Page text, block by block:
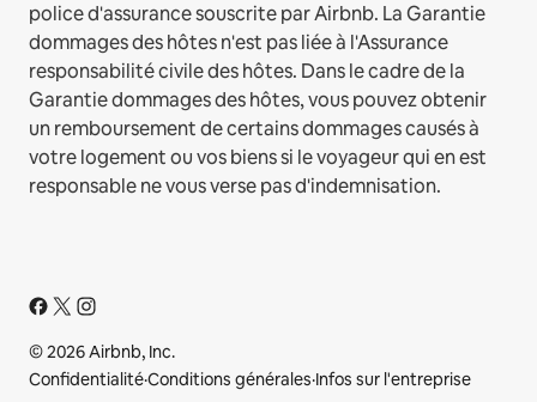
police d'assurance souscrite par Airbnb. La Garantie
dommages des hôtes n'est pas liée à l'Assurance
responsabilité civile des hôtes. Dans le cadre de la
Garantie dommages des hôtes, vous pouvez obtenir
un remboursement de certains dommages causés à
votre logement ou vos biens si le voyageur qui en est
responsable ne vous verse pas d'indemnisation.
© 2026 Airbnb, Inc.
Confidentialité·Conditions générales·Infos sur l'entreprise